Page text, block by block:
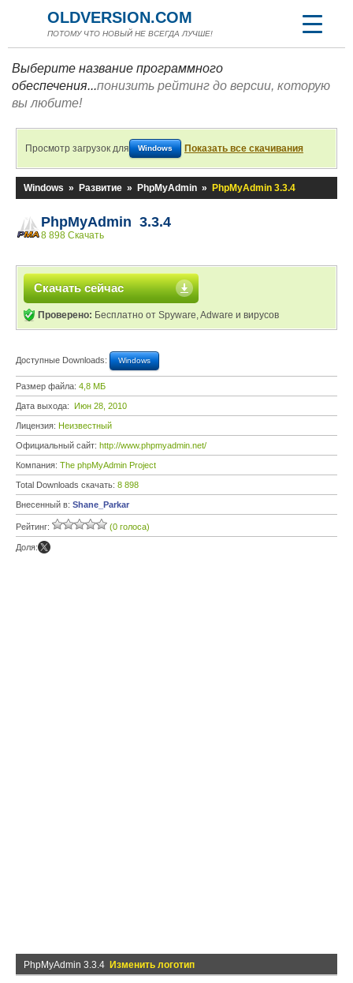
OLDVERSION.COM
ПОТОМУ ЧТО НОВЫЙ НЕ ВСЕГДА ЛУЧШЕ!
Выберите название программного
обеспечения...понизить рейтинг до версии, которую
вы любите!
Просмотр загрузок для Windows Показать все скачивания
Windows » Развитие » PhpMyAdmin » PhpMyAdmin 3.3.4
PhpMyAdmin 3.3.4
8 898 Скачать
Скачать сейчас
Проверено: Бесплатно от Spyware, Adware и вирусов
Доступные Downloads: Windows
Размер файла: 4,8 МБ
Дата выхода: Июн 28, 2010
Лицензия: Неизвестный
Официальный сайт: http://www.phpmyadmin.net/
Компания: The phpMyAdmin Project
Total Downloads скачать: 8 898
Внесенный в: Shane_Parkar
Рейтинг: (0 голоса)
Доля:
PhpMyAdmin 3.3.4 Изменить логотип